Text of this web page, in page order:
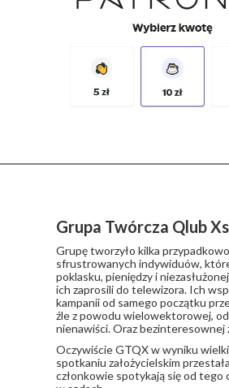
Grupa Twórcza Qlub
Grupę tworzyło kilka
sfrustrowanych indywiduów,
poklasku, pieniędzy i
ich zaprosili do telewizora. Ich
kampanii od samego początku
źle z powodu wielowektorowej,
nienawiści. Oraz bezinteresownej
​Oczywiście GTQX w wyniku
spotkaniu założycielskim
członkowie spotykają się od tego